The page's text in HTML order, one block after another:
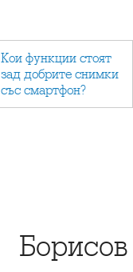
Кои функции стоят
зад добрите снимки
със смартфон?